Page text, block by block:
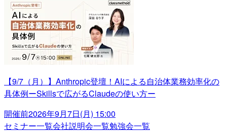
【9/7（月）】Anthropic登壇！AIによる自治体業務効率化の
具体例ーSkillsで広がるClaudeの使い方ー
開催前2026年9月7日(月) 15:00
セミナー一覧会社説明会一覧勉強会一覧